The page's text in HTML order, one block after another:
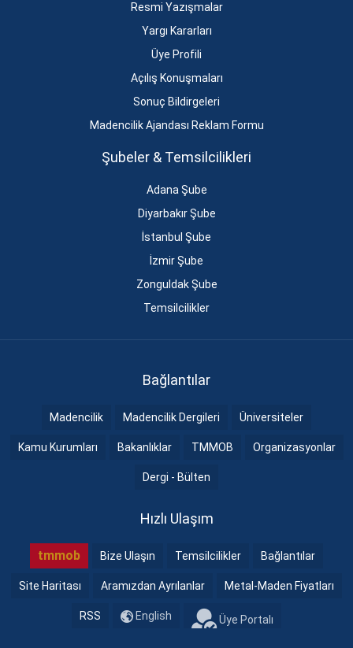
Resmi Yazışmalar
Yargı Kararları
Üye Profili
Açılış Konuşmaları
Sonuç Bildirgeleri
Madencilik Ajandası Reklam Formu
Şubeler & Temsilcilikleri
Adana Şube
Diyarbakır Şube
İstanbul Şube
İzmir Şube
Zonguldak Şube
Temsilcilikler
Bağlantılar
Madencilik Madencilik Dergileri Üniversiteler
Kamu Kurumları Bakanlıklar TMMOB Organizasyonlar
Dergi - Bülten
Hızlı Ulaşım
tmmob Bize Ulaşın Temsilcilikler Bağlantılar
Site Haritası Aramızdan Ayrılanlar Metal-Maden Fiyatları
RSS English Üye Portalı